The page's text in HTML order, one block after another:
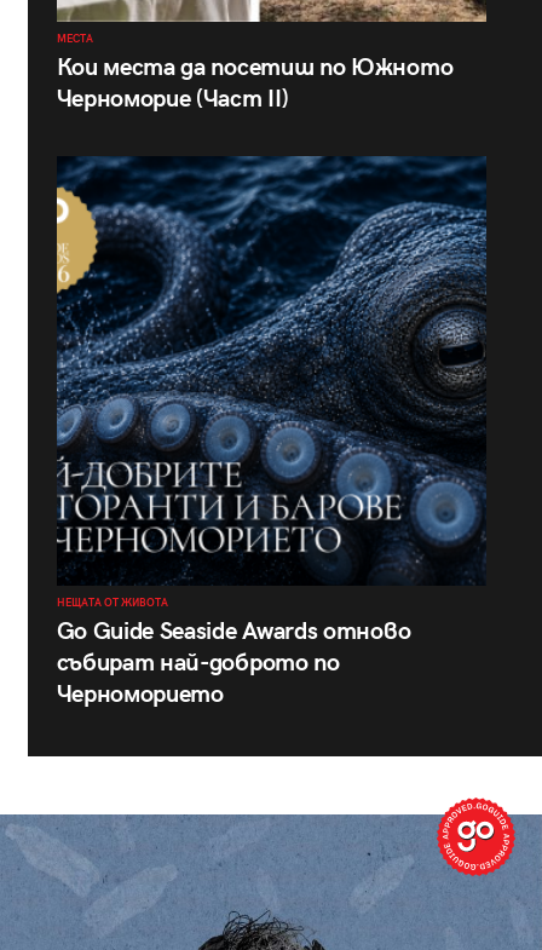
МЕСТА
Кои места да посетиш по Южното
Черноморие (Част II)
НЕЩАТА ОТ ЖИВОТА
Go Guide Seaside Awards отново
събират най-доброто по
Черноморието